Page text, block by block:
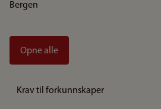
Bergen
Opne alle
Krav til forkunnskaper